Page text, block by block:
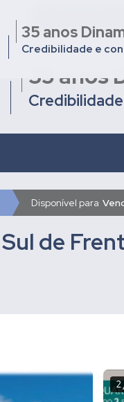
35 anos
35 anos
Credibilidade e
Disponível para
de
2